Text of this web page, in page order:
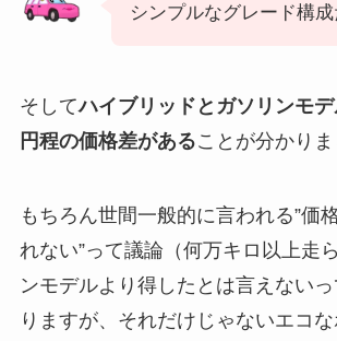
シンプルなグレード構成
そしてハイブリッドとガソリンモ
円程の価格差があることが分かりま
もちろん世間一般的に言われる”価
れない”って議論（何万キロ以上走
ンモデルより得したとは言えない
りますが、それだけじゃないエコ